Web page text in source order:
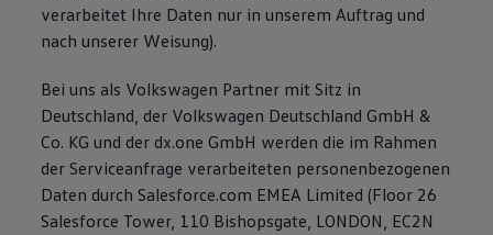
verarbeitet Ihre Daten nur in unserem Auftrag und
nach unserer Weisung).
Bei uns als Volkswagen Partner mit Sitz in
Deutschland, der Volkswagen Deutschland GmbH &
Co. KG und der dx.one GmbH werden die im Rahmen
der Serviceanfrage verarbeiteten personenbezogenen
Daten durch Salesforce.com EMEA Limited (Floor 26
Salesforce Tower, 110 Bishopsgate, LONDON, EC2N